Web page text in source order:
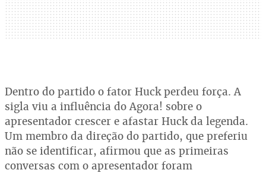
Dentro do partido o fator Huck perdeu força. A
sigla viu a influência do Agora! sobre o
apresentador crescer e afastar Huck da legenda.
Um membro da direção do partido, que preferiu
não se identificar, afirmou que as primeiras
conversas com o apresentador foram